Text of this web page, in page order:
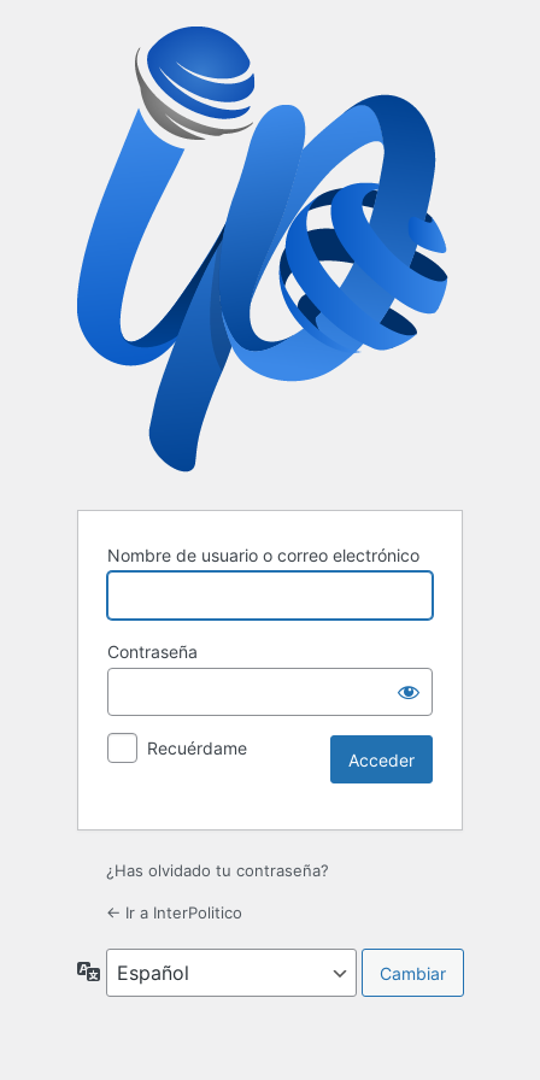
Nombre de usuario o correo electrónico
Contraseña
Recuérdame
¿Has olvidado tu contraseña?
← Ir a InterPolitico
Idioma